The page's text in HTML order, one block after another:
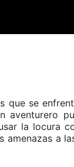
que se
aventurero
la locura
a